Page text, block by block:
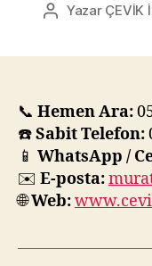
Yazının
Yazar ÇEVİK
📞 Hemen Ara:
☎️Sabit Telefon:
📱 WhatsApp /
✉️ E-posta:
🌐Web: